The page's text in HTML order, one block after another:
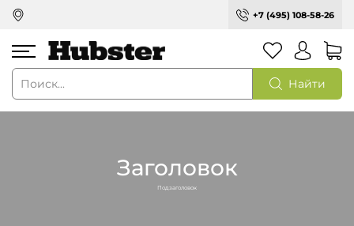
+7 (495) 108-58-26
Найти
Заголовок
Подзаголовок